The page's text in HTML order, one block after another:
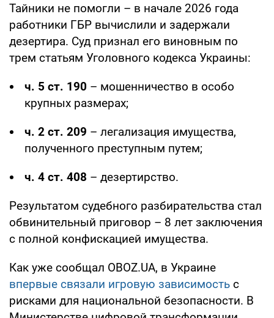
Тайники не помогли – в начале 2026 года
работники ГБР вычислили и задержали
дезертира. Суд признал его виновным по
трем статьям Уголовного кодекса Украины:
ч. 5 ст. 190 – мошенничество в особо
крупных размерах;
ч. 2 ст. 209 – легализация имущества,
полученного преступным путем;
ч. 4 ст. 408 – дезертирство.
Результатом судебного разбирательства стал
обвинительный приговор – 8 лет заключения
с полной конфискацией имущества.
Как уже сообщал OBOZ.UA, в Украине
впервые связали игровую зависимость с
рисками для национальной безопасности. В